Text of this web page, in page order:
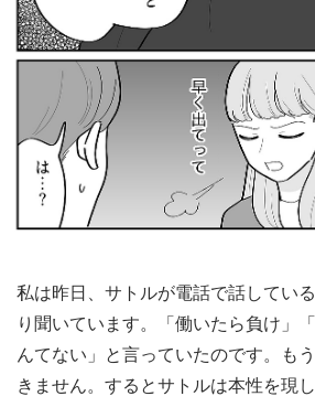
私は昨日、サトルが電話で話してい
り聞いています。「働いたら負け」
んてない」と言っていたのです。も
きません。するとサトルは本性を現